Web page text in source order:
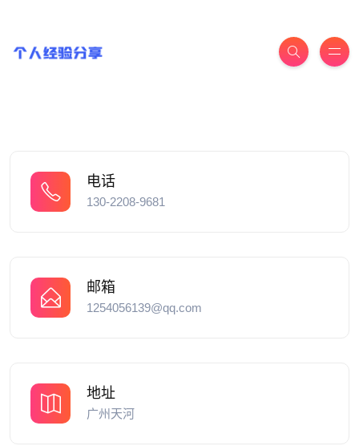
电话
130-2208-9681
邮箱
1254056139@qq.com
地址
广州天河